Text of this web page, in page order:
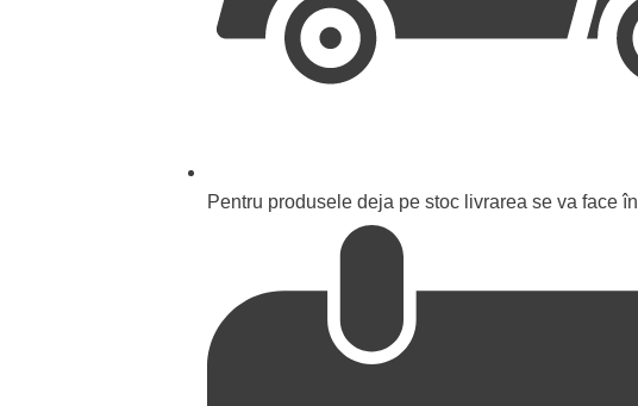
Pentru produsele deja pe stoc livrarea se va face în